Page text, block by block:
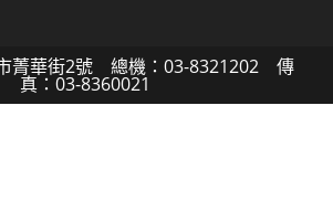
菁華街2號 總機：03-8321202 傳
真：03-8360021